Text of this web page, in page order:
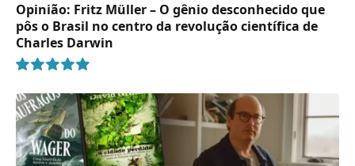
Opinião: Fritz Müller – O gênio desconhecido que
pôs o Brasil no centro da revolução científica de
Charles Darwin
10